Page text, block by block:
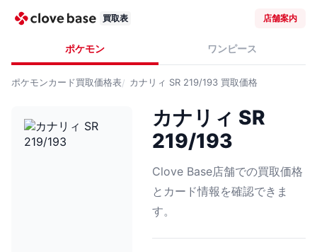
買取表 店舗案内
ポケモン ワンピース
ポケモンカード買取価格表 カナリィ SR 219/193 買取価格
カナリィ SR
219/193
Clove Base店舗での買取価格
とカード情報を確認できま
す。